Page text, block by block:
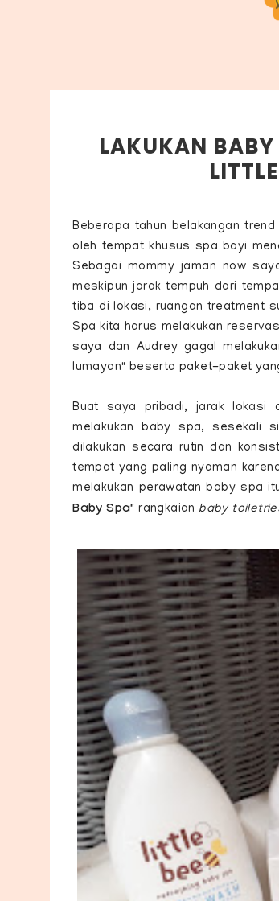
LAKUKAN BABY
Beberapa tahun belakangan
oleh tempat khusus spa bayi
Sebagai mommy jaman now
meskipun jarak tempuh dari
tiba di lokasi, ruangan treatment
Spa kita harus melakukan
saya dan Audrey gagal
lumayan" beserta paket-paket
Buat saya pribadi, jarak lokasi
melakukan baby spa, sesekali
dilakukan secara rutin dan
tempat yang paling nyaman
melakukan perawatan baby spa
Baby Spa" rangkaian baby